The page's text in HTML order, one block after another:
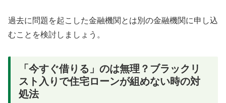
過去に問題を起こした金融機関とは別の金融機関に申し込
むことを検討しましょう。
「今すぐ借りる」のは無理？ブラックリ
スト入りで住宅ローンが組めない時の対
処法